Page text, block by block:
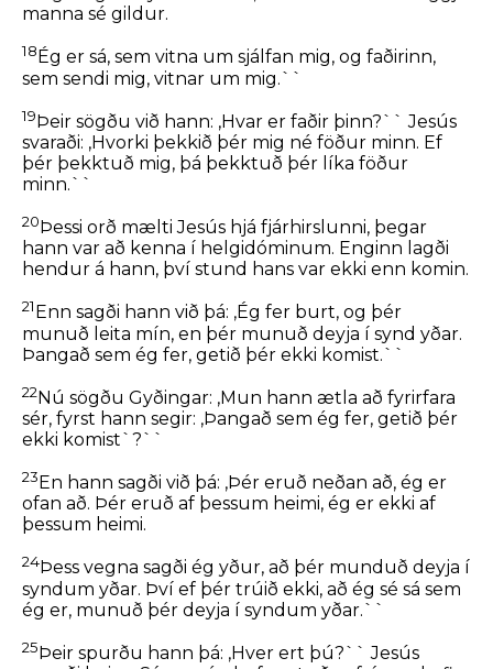
manna sé gildur.
18 Ég er sá, sem vitna um sjálfan mig, og faðirinn,
sem sendi mig, vitnar um mig.``
19Þeir sögðu við hann: ,Hvar er faðir þinn?`` Jesús
svaraði: ,Hvorki þekkið þér mig né föður minn. Ef
þér þekktuð mig, þá þekktuð þér líka föður
minn.``
20 Þessi orð mælti Jesús hjá fjárhirslunni, þegar
hann var að kenna í helgidóminum. Enginn lagði
hendur á hann, því stund hans var ekki enn komin.
21 Enn sagði hann við þá: ,Ég fer burt, og þér
munuð leita mín, en þér munuð deyja í synd yðar.
Þangað sem ég fer, getið þér ekki komist.``
22Nú sögðu Gyðingar: ,Mun hann ætla að fyrirfara
sér, fyrst hann segir: ,Þangað sem ég fer, getið þér
ekki komist` ?``
23 En hann sagði við þá: ,Þér eruð neðan að, ég er
ofan að. Þér eruð af þessum heimi, ég er ekki af
þessum heimi.
24Þess vegna sagði ég yður, að þér munduð deyja í
syndum yðar. Því ef þér trúið ekki, að ég sé sá sem
ég er, munuð þér deyja í syndum yðar.``
25Þeir spurðu hann þá: ,Hver ert þú?`` Jesús